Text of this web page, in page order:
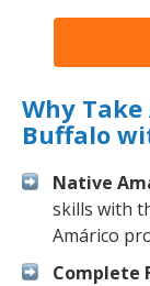
Why Take
Buffalo
Native
skills with
Amárico
Complete